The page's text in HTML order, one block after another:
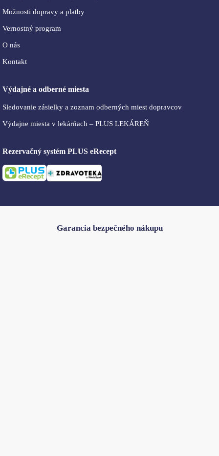
Možnosti dopravy a platby
Vernostný program
O nás
Kontakt
Výdajné a odberné miesta
Sledovanie zásielky a zoznam odberných miest dopravcov
Výdajne miesta v lekárňach – PLUS LEKÁREŇ
Rezervačný systém PLUS eRecept
Garancia bezpečného nákupu